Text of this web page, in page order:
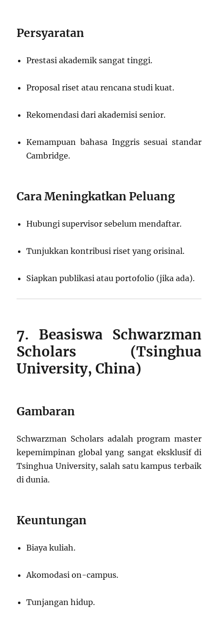
Persyaratan
Prestasi akademik sangat tinggi.
Proposal riset atau rencana studi kuat.
Rekomendasi dari akademisi senior.
Kemampuan bahasa Inggris sesuai standar
Cambridge.
Cara Meningkatkan Peluang
Hubungi supervisor sebelum mendaftar.
Tunjukkan kontribusi riset yang orisinal.
Siapkan publikasi atau portofolio (jika ada).
7. Beasiswa Schwarzman
Scholars (Tsinghua
University, China)
Gambaran
Schwarzman Scholars adalah program master
kepemimpinan global yang sangat eksklusif di
Tsinghua University, salah satu kampus terbaik
di dunia.
Keuntungan
Biaya kuliah.
Akomodasi on-campus.
Tunjangan hidup.